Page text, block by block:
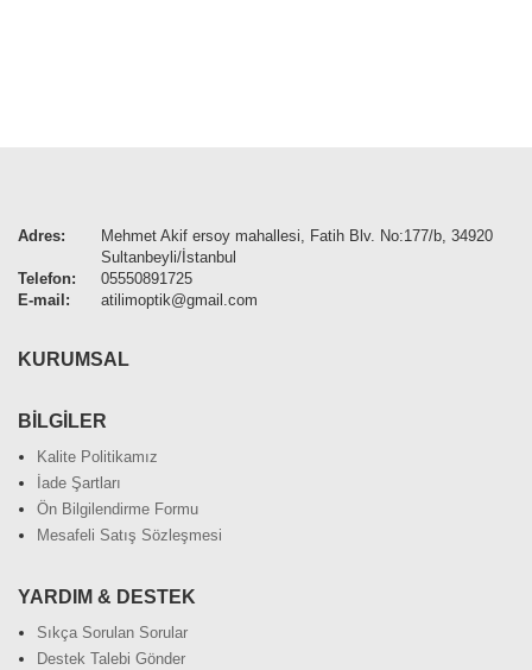
Adres:
Mehmet Akif ersoy mahallesi, Fatih Blv. No:177/b, 34920
Sultanbeyli/İstanbul
Telefon:
05550891725
E-mail:
atilimoptik@gmail.com
KURUMSAL
BİLGİLER
Kalite Politikamız
İade Şartları
Ön Bilgilendirme Formu
Mesafeli Satış Sözleşmesi
YARDIM & DESTEK
Sıkça Sorulan Sorular
Destek Talebi Gönder